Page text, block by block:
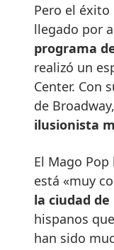
Pero el
llegado por
programa
realizó un
Center. Con
de
ilusionista
El Mago
está «muy
la ciudad
hispanos
han sido